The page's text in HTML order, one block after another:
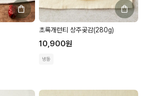
초록개런티 상주곶감(280g)
10,900원
냉동